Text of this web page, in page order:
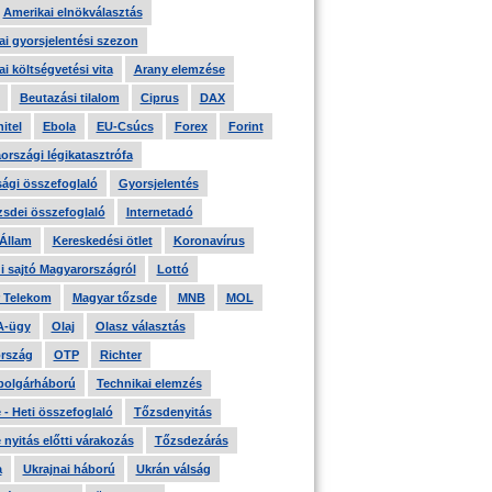
Amerikai elnökválasztás
gyorsjelentési szezon
költségvetési vita Arany elemzése
Beutazási tilalom Ciprus DAX
Ebola EU-Csúcs Forex Forint
légikatasztrófa
összefoglaló Gyorsjelentés
összefoglaló Internetadó
Kereskedési ötlet Koronavírus
sajtó Magyarországról Lottó
Telekom Magyar tőzsde MNB MOL
ügy Olaj Olasz választás
OTP Richter
Technikai elemzés
- Heti összefoglaló Tőzsdenyitás
nyitás előtti várakozás Tőzsdezárás
Ukrajnai háború Ukrán válság